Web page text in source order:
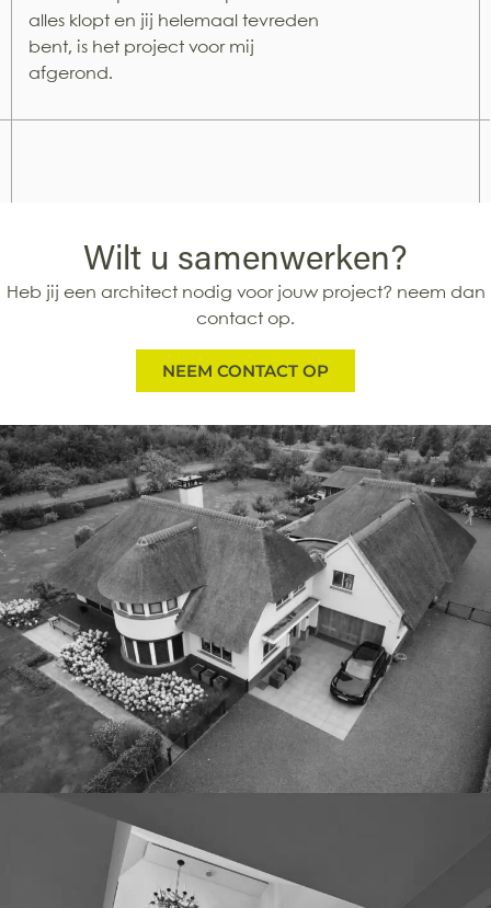
alles klopt en jij helemaal tevreden
bent, is het project voor mij
afgerond.
Wilt u samenwerken?
Heb jij een architect nodig voor jouw project? neem dan
contact op.
NEEM CONTACT OP